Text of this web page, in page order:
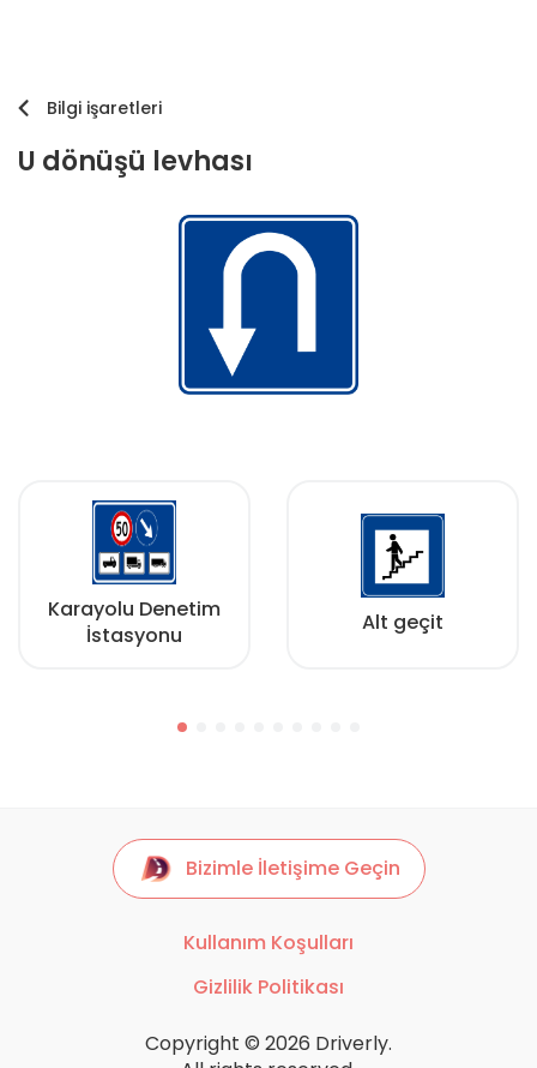
Bilgi işaretleri
U dönüşü levhası
Karayolu Denetim
İstasyonu
Alt geçit
Bizimle İletişime Geçin
Kullanım Koşulları
Gizlilik Politikası
Copyright © 2026 Driverly.